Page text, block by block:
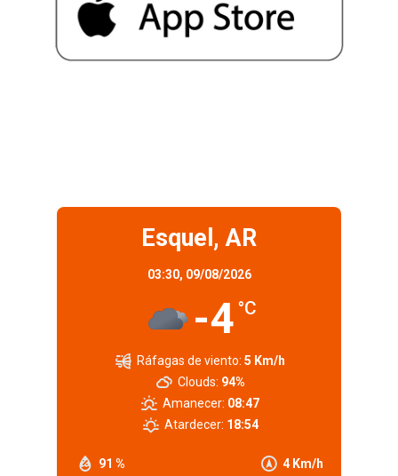
Esquel, AR
03:30, 09/08/2026
-4 °C
91 % 4 Km/h
Ráfagas de viento: 5 Km/h
Clouds: 94%
Amanecer: 08:47
Atardecer: 18:54